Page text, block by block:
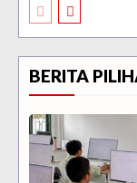
BERITA